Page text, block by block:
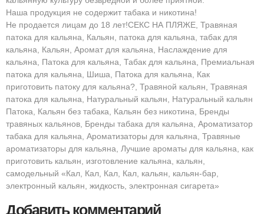
Наша продукция не содержит табака и никотина!
Не продается лицам до 18 лет!СЕКС НА ПЛЯЖЕ, Травяная
патока для кальяна, Кальян, патока для кальяна, табак для
кальяна, Кальян, Аромат для кальяна, Наслаждение для
кальяна, Патока для кальяна, Табак для кальяна, Премиальная
патока для кальяна, Шиша, Патока для кальяна, Как
приготовить патоку для кальяна?, Травяной кальян, Травяная
патока для кальяна, Натуральный кальян, Натуральный кальян
Патока, Кальян без табака, Кальян без никотина, Бренды
травяных кальянов, Бренды табака для кальяна, Ароматизатор
табака для кальяна, Ароматизаторы для кальяна, Травяные
ароматизаторы для кальяна, Лучшие ароматы для кальяна, как
приготовить кальян, изготовление кальяна, кальян,
самодельный «Кал, Кал, Кал, Кал, кальян, кальян-бар,
электронный кальян, жидкость, электронная сигарета»
Добавить комментарий